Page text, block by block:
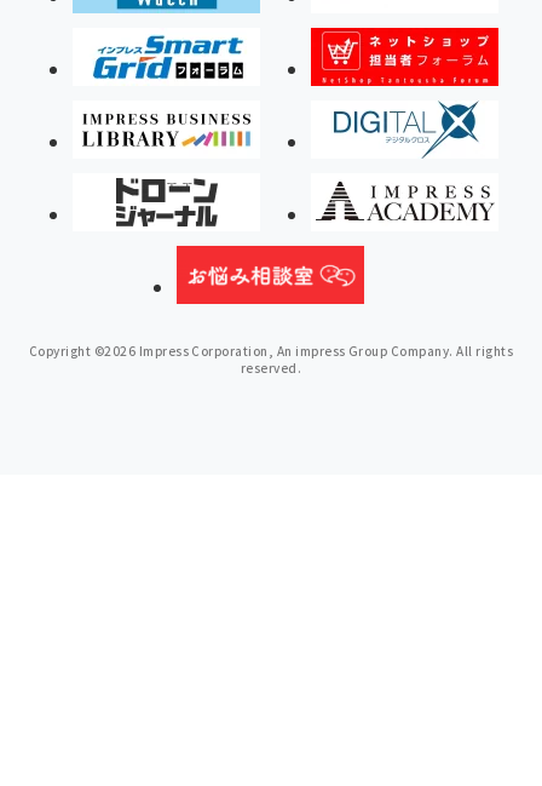
Copyright ©2026 Impress Corporation, An impress Group Company. All rights
reserved.